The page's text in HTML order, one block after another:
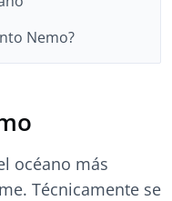
Nemo?
océano más
Técnicamente se